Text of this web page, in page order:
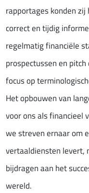
rapportages konden
correct en tijdig
regelmatig financiële
prospectussen en
focus op
Het opbouwen van
voor ons als financieel
we streven ernaar om
vertaaldiensten levert,
bijdragen aan het
wereld.